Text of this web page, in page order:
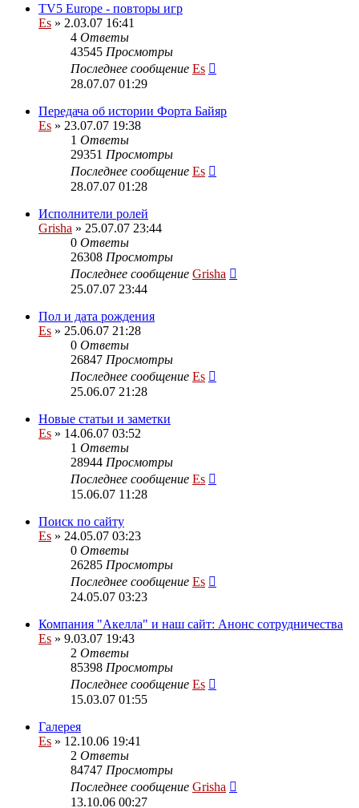
TV5 Europe - повторы игр
Es » 2.03.07 16:41
4 Ответы
43545 Просмотры
Последнее сообщение Es
28.07.07 01:29
Передача об истории Форта Байяр
Es » 23.07.07 19:38
1 Ответы
29351 Просмотры
Последнее сообщение Es
28.07.07 01:28
Исполнители ролей
Grisha » 25.07.07 23:44
0 Ответы
26308 Просмотры
Последнее сообщение Grisha
25.07.07 23:44
Пол и дата рождения
Es » 25.06.07 21:28
0 Ответы
26847 Просмотры
Последнее сообщение Es
25.06.07 21:28
Новые статьи и заметки
Es » 14.06.07 03:52
1 Ответы
28944 Просмотры
Последнее сообщение Es
15.06.07 11:28
Поиск по сайту
Es » 24.05.07 03:23
0 Ответы
26285 Просмотры
Последнее сообщение Es
24.05.07 03:23
Компания "Акелла" и наш сайт: Анонс сотрудничества
Es » 9.03.07 19:43
2 Ответы
85398 Просмотры
Последнее сообщение Es
15.03.07 01:55
Галерея
Es » 12.10.06 19:41
2 Ответы
84747 Просмотры
Последнее сообщение Grisha
13.10.06 00:27